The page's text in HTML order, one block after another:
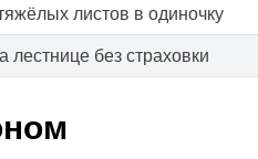
листов в одиночку
лестнице без страховки